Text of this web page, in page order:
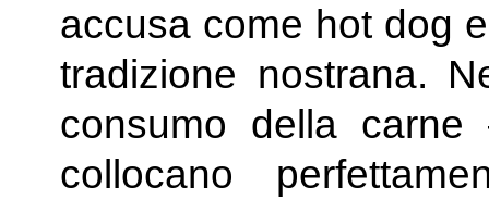
accusa come hot dog
tradizione nostrana.
consumo della
collocano